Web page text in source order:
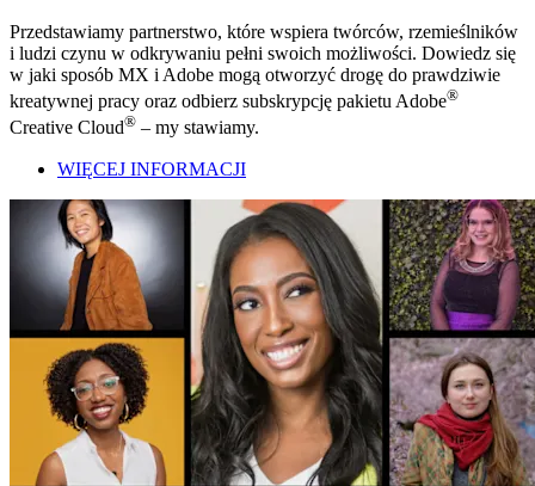
Przedstawiamy partnerstwo, które wspiera twórców, rzemieślników
i ludzi czynu w odkrywaniu pełni swoich możliwości. Dowiedz się
w jaki sposób MX i Adobe mogą otworzyć drogę do prawdziwie
kreatywnej pracy oraz odbierz subskrypcję pakietu Adobe®
Creative Cloud® – my stawiamy.
WIĘCEJ INFORMACJI